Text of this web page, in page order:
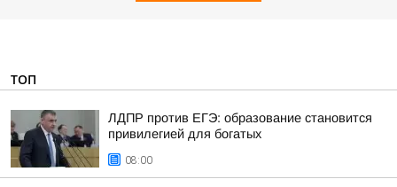
ТОП
ЛДПР против ЕГЭ: образование становится
привилегией для богатых
08:00